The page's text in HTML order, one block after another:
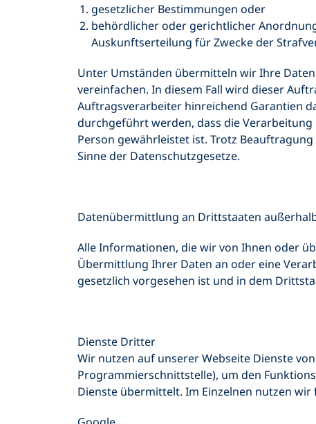
gesetzlicher Bestimmungen oder
behördlicher oder gerichtlicher
Auskunftserteilung für Zwecke der
Unter Umständen übermitteln wir Ihre
vereinfachen. In diesem Fall wird dieser
Auftragsverarbeiter hinreichend Garantien
durchgeführt werden, dass die
Person gewährleistet ist. Trotz
Sinne der Datenschutzgesetze.
Datenübermittlung an Drittstaaten
Alle Informationen, die wir von Ihnen oder
Übermittlung Ihrer Daten an oder eine
gesetzlich vorgesehen ist und in dem
Dienste Dritter
Wir nutzen auf unserer Webseite Dienste
Programmierschnittstelle), um den
Dienste übermittelt. Im Einzelnen nutzen wir